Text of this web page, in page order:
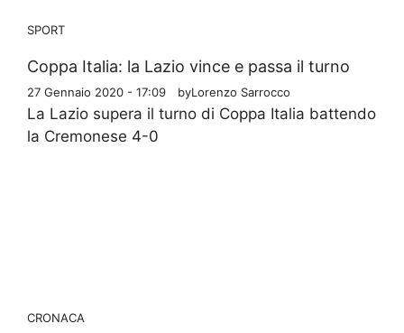
SPORT
Coppa Italia: la Lazio vince e passa il turno
27 Gennaio 2020 - 17:09 byLorenzo Sarrocco
La Lazio supera il turno di Coppa Italia battendo
la Cremonese 4-0
CRONACA